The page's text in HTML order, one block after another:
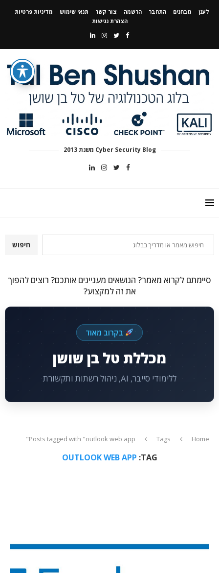
לענן מבחנים התחבר הרשמה צור קשר תנאי שימוש
מדיניות פרטיות
הצהרת נגישות
Cyber Security Blog משנת 2013
חיפוש
סיימתם לקרוא מאמר? הנושאים מעניינים אותכם? רוצים להפוך
את זה למקצוע?
בקרוב מאוד
מכללת טל בן שושן
ללימודי סייבר, AI, ניהול רשתות ותקשורת
Home
Tags
Posts tagged with "outlook web app"
TAG:
OUTLOOK WEB APP